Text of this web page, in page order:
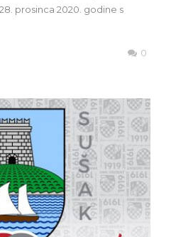
prosinca 2020. godine s
0